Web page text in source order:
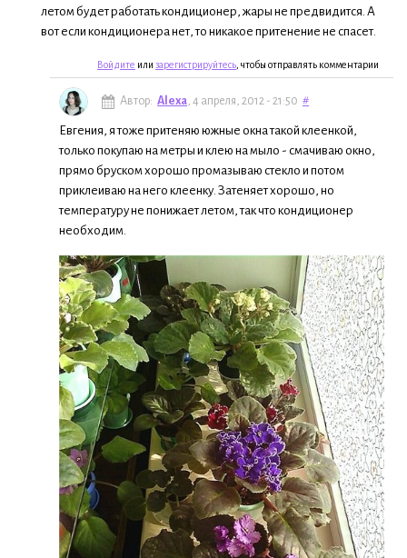
летом будет работать кондиционер, жары не предвидится. А
вот если кондиционера нет, то никакое притенение не спасет.
Войдите или зарегистрируйтесь , чтобы отправлять комментарии
Автор: Alexa, 4 апреля, 2012 - 21:50 #
Евгения, я тоже притеняю южные окна такой клеенкой,
только покупаю на метры и клею на мыло - смачиваю окно,
прямо бруском хорошо промазываю стекло и потом
приклеиваю на него клеенку. Затеняет хорошо, но
температуру не понижает летом, так что кондиционер
необходим.